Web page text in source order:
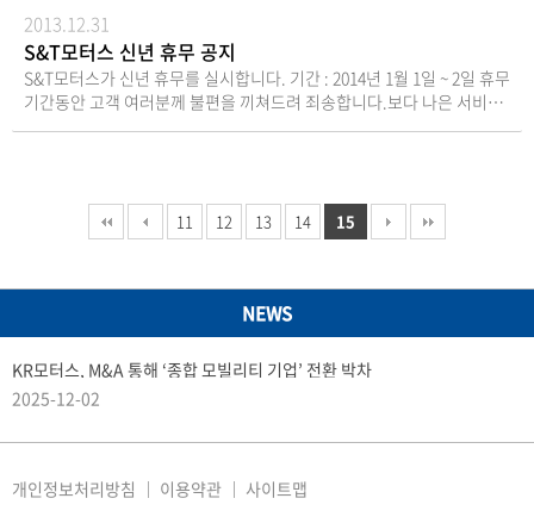
주님을 위한 주주총회 기념품은 회사경비 절감을 위하
여 지급하지 않습니다.
날 ‘제53기 정기주주총회’에는 많은 주주들이 참여하여 회사의 전반적인
경영내용 등에 대해 많은 관심을 나타내는 등 시종일관 높은 열기 속에서
진행 되었다.
2013.12.31
S&T모터스 신년 휴무 공지
S&T모터스가 신년 휴무를 실시합니다. 기간 : 2014년 1월 1일 ~ 2일 휴무
기간동안 고객 여러분께 불편을 끼쳐드려 죄송합니다.보다 나은 서비스
로 보답하도록 하겠습니다. 올 한해 동안 보여주신 사랑과 관심에 깊이
11 12 13 14 15
NEWS
KR모터스, M&A 통해 ‘종합 모빌리티 기업’ 전환 박차
2025-12-02
개인정보처리방침 이용약관 사이트맵